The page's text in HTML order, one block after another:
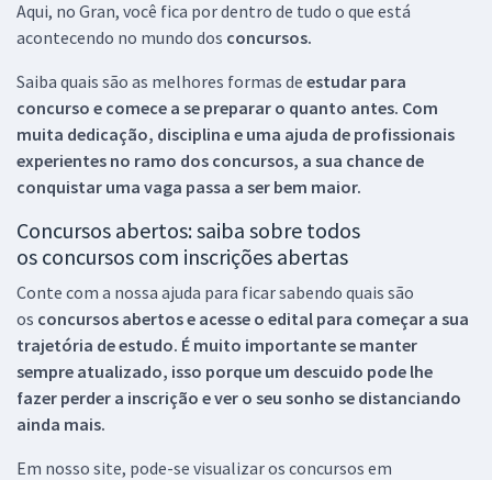
Aqui, no Gran, você fica por dentro de tudo o que está
acontecendo no mundo dos concursos.
Saiba quais são as melhores formas de estudar para
concurso e comece a se preparar o quanto antes. Com
muita dedicação, disciplina e uma ajuda de profissionais
experientes no ramo dos concursos, a sua chance de
conquistar uma vaga passa a ser bem maior.
Concursos abertos: saiba sobre todos
os concursos com inscrições abertas
Conte com a nossa ajuda para ficar sabendo quais são
os concursos abertos e acesse o edital para começar a sua
trajetória de estudo. É muito importante se manter
sempre atualizado, isso porque um descuido pode lhe
fazer perder a inscrição e ver o seu sonho se distanciando
ainda mais.
Em nosso site, pode-se visualizar os concursos em